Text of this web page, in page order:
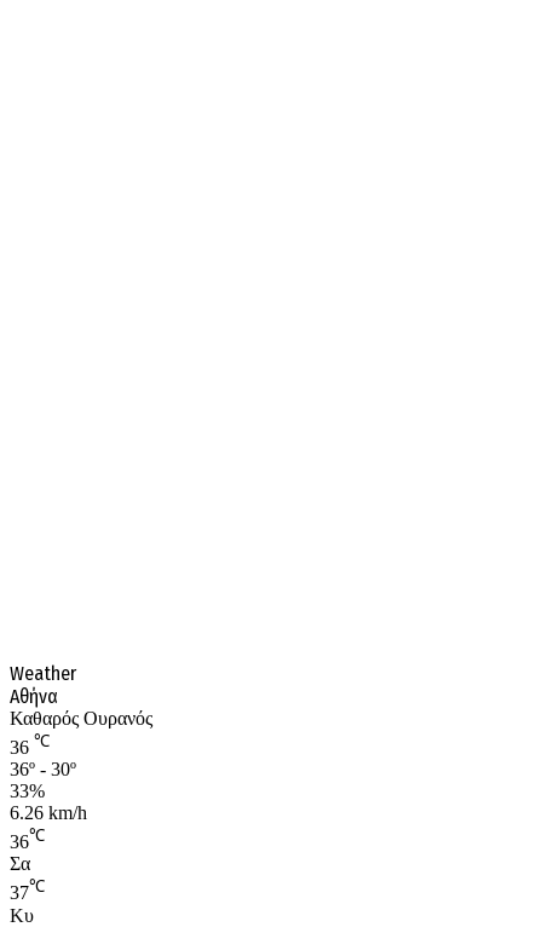
Weather
Αθήνα
Καθαρός Ουρανός
36 ℃
36º - 30º
33%
6.26 km/h
36℃
Σα
37℃
Κυ